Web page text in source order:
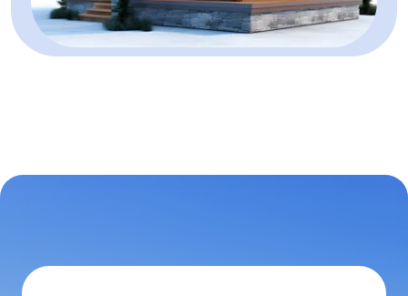
Spatii industriale de vanzare in Santimbru
Spatii industriale de vanzare in Metes Central
Spatii industriale de vanzare in Alba Iulia Barabant